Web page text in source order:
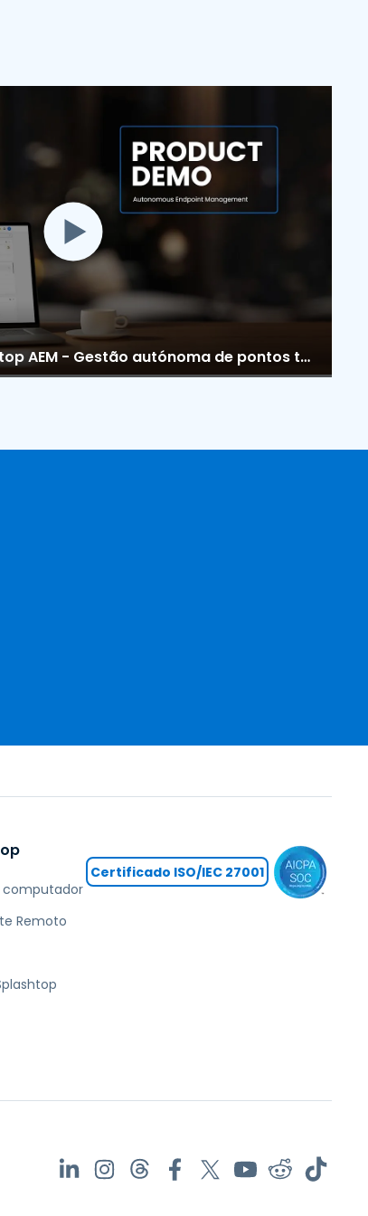
Bahasa
Demonstração: Splashtop AEM - Gestão autónoma de pontos terminais facilitada
Remoto
Certificado ISO/IEC 27001